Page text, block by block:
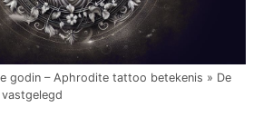
godin – Aphrodite tattoo betekenis » De